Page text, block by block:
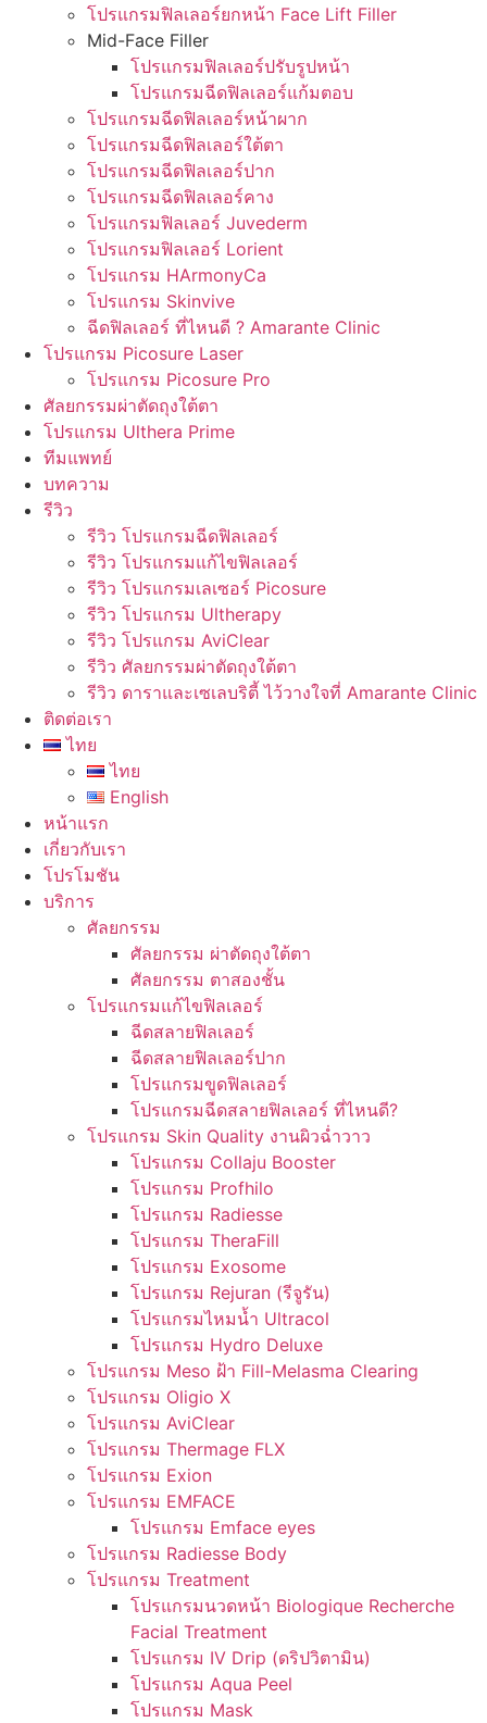
โปรแกรมฟิลเลอร์ยกหน้า Face Lift Filler
Mid-Face Filler
โปรแกรมฟิลเลอร์ปรับรูปหน้า
โปรแกรมฉีดฟิลเลอร์แก้มตอบ
โปรแกรมฉีดฟิลเลอร์หน้าผาก
โปรแกรมฉีดฟิลเลอร์ใต้ตา
โปรแกรมฉีดฟิลเลอร์ปาก
โปรแกรมฉีดฟิลเลอร์คาง
โปรแกรมฟิลเลอร์ Juvederm
โปรแกรมฟิลเลอร์ Lorient
โปรแกรม HArmonyCa
โปรแกรม Skinvive
ฉีดฟิลเลอร์ ที่ไหนดี ? Amarante Clinic
โปรแกรม Picosure Laser
โปรแกรม Picosure Pro
ศัลยกรรมผ่าตัดถุงใต้ตา
โปรแกรม Ulthera Prime
ทีมแพทย์
บทความ
รีวิว
รีวิว โปรแกรมฉีดฟิลเลอร์
รีวิว โปรแกรมแก้ไขฟิลเลอร์
รีวิว โปรแกรมเลเซอร์ Picosure
รีวิว โปรแกรม Ultherapy
รีวิว โปรแกรม AviClear
รีวิว ศัลยกรรมผ่าตัดถุงใต้ตา
รีวิว ดาราและเซเลบริตี้ ไว้วางใจที่ Amarante Clinic
ติดต่อเรา
ไทย
ไทย
English
หน้าแรก
เกี่ยวกับเรา
โปรโมชัน
บริการ
ศัลยกรรม
ศัลยกรรม ผ่าตัดถุงใต้ตา
ศัลยกรรม ตาสองชั้น
โปรแกรมแก้ไขฟิลเลอร์
ฉีดสลายฟิลเลอร์
ฉีดสลายฟิลเลอร์ปาก
โปรแกรมขูดฟิลเลอร์
โปรแกรมฉีดสลายฟิลเลอร์ ที่ไหนดี?
โปรแกรม Skin Quality งานผิวฉ่ำวาว
โปรแกรม Collaju Booster
โปรแกรม Profhilo
โปรแกรม Radiesse
โปรแกรม TheraFill
โปรแกรม Exosome
โปรแกรม Rejuran (รีจูรัน)
โปรแกรมไหมน้ำ Ultracol
โปรแกรม Hydro Deluxe
โปรแกรม Meso ฝ้า Fill-Melasma Clearing
โปรแกรม Oligio X
โปรแกรม AviClear
โปรแกรม Thermage FLX
โปรแกรม Exion
โปรแกรม EMFACE
โปรแกรม Emface eyes
โปรแกรม Radiesse Body
โปรแกรม Treatment
โปรแกรมนวดหน้า Biologique Recherche
Facial Treatment
โปรแกรม IV Drip (ดริปวิตามิน)
โปรแกรม Aqua Peel
โปรแกรม Mask